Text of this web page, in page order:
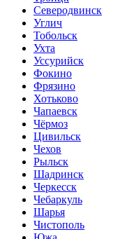
Северодвинск
Углич
Тобольск
Ухта
Уссурийск
Фокино
Фрязино
Хотьково
Чапаевск
Чёрмоз
Цивильск
Чехов
Рыльск
Шадринск
Черкесск
Чебаркуль
Шарья
Чистополь